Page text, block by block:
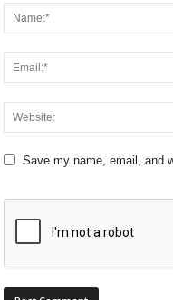
Save my name, email, and